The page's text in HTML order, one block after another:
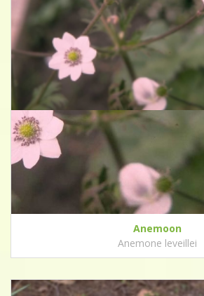
Anemoon
Anemone leveillei